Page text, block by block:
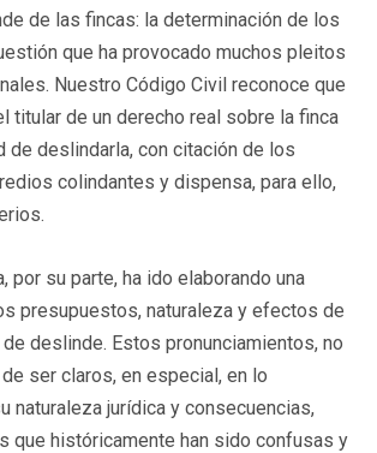
de las fincas: la determinación de los
que ha provocado muchos pleitos
Nuestro Código Civil reconoce que
titular de un derecho real sobre la finca
de deslindarla, con citación de los
colindantes y dispensa, para ello,
por su parte, ha ido elaborando una
presupuestos, naturaleza y efectos de
deslinde. Estos pronunciamientos, no
ser claros, en especial, en lo
naturaleza jurídica y consecuencias,
que históricamente han sido confusas y